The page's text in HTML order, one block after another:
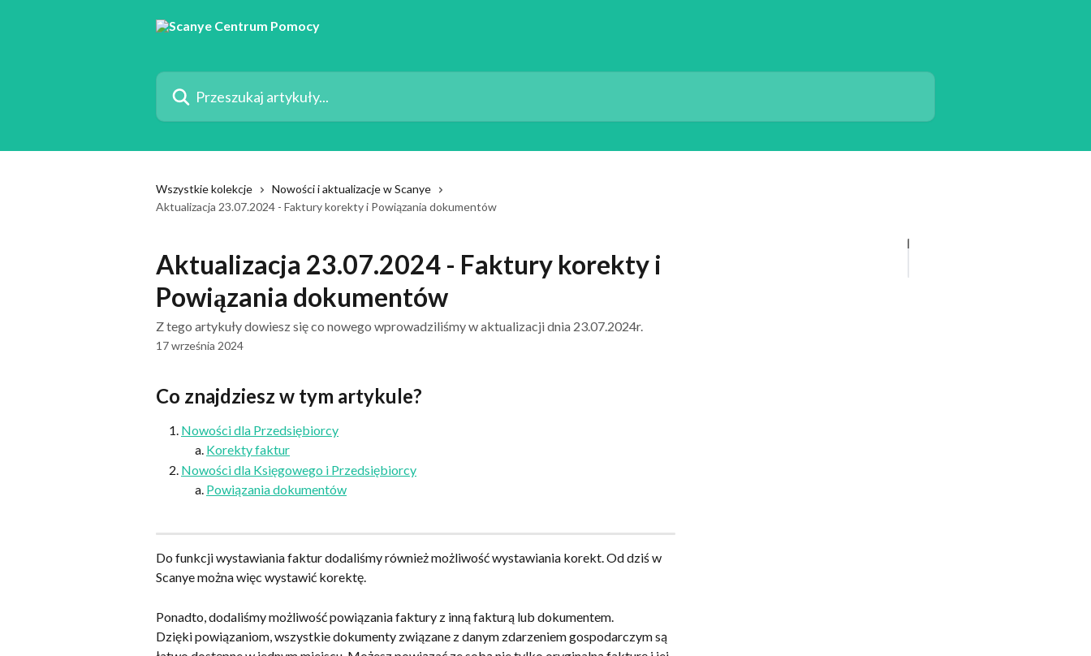
Przeszukaj artykuły...
Wszystkie kolekcje
Nowości i aktualizacje w Scanye
Aktualizacja 23.07.2024 - Faktury korekty i Powiązania dokumentów
Aktualizacja 23.07.2024 - Faktury korekty i
Powiązania dokumentów
Z tego artykuły dowiesz się co nowego wprowadziliśmy w aktualizacji dnia 23.07.2024r.
17 września 2024
Co znajdziesz w tym artykule?
Nowości dla Przedsiębiorcy
Korekty faktur
Nowości dla Księgowego i Przedsiębiorcy​
Powiązania dokumentów
Do funkcji wystawiania faktur dodaliśmy również możliwość wystawiania korekt. Od dziś w
Scanye można więc wystawić korektę.
Ponadto, dodaliśmy możliwość powiązania faktury z inną fakturą lub dokumentem.
Dzięki powiązaniom, wszystkie dokumenty związane z danym zdarzeniem gospodarczym są